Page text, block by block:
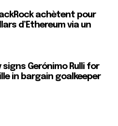
achètent pour
d’Ethereum via un
Gerónimo Rulli for
in bargain goalkeeper